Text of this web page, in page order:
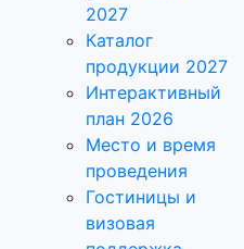
2027
Каталог
продукции 2027
Интерактивный
план 2026
Место и время
проведения
Гостиницы и
визовая